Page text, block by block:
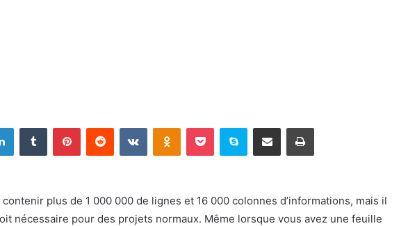
LinkedinTumblr PinterestReddit VKontakteOdnoklassniki
Pocket Skype Partager par email Imprimer
plus de 1 000 000 de lignes et 16 000 colonnes d’informations, mais il
nécessaire pour des projets normaux. Même lorsque vous avez une feuille